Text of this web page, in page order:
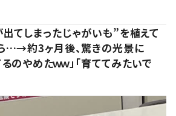
てしまったじゃがいも”を植えて
…→約3ヶ月後、驚きの光景に
るのやめたｗｗ」「育ててみたいで